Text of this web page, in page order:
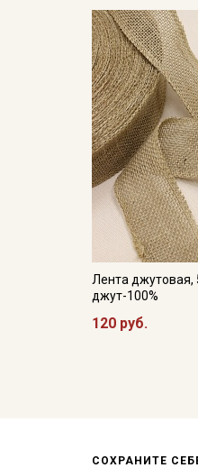
Лента джутовая,
джут-100%
120 руб.
СОХРАНИТЕ